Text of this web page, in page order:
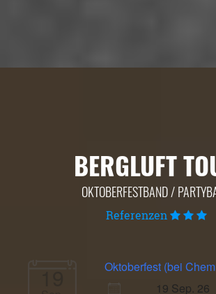
BERGLUFT
OKTOBERFESTBAND /
Referenzen
19
Oktoberfest (bei
19 Sep. 26